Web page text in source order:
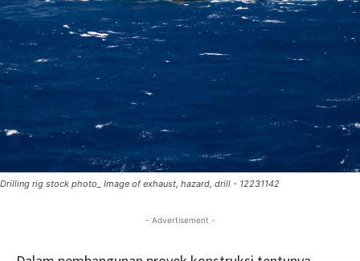
Drilling rig stock photo_ Image of exhaust, hazard, drill - 12231142
- Advertisement -